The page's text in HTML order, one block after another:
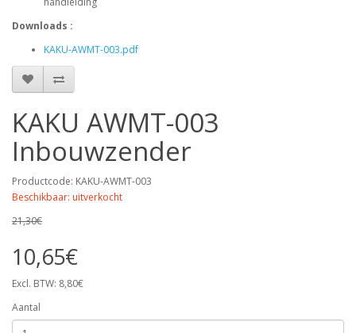
Downloads :
KAKU-AWMT-003.pdf
KAKU AWMT-003
Inbouwzender
Productcode: KAKU-AWMT-003
Beschikbaar: uitverkocht
21,30€
10,65€
Excl. BTW: 8,80€
Aantal